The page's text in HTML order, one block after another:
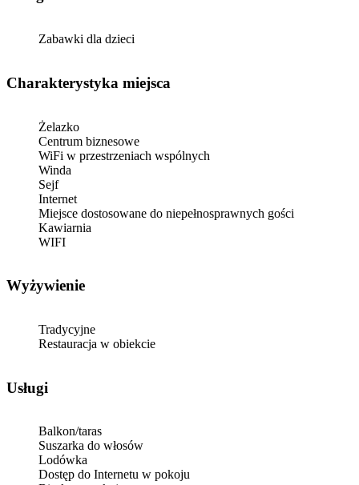
Zabawki dla dzieci
Charakterystyka miejsca
Żelazko
Centrum biznesowe
WiFi w przestrzeniach wspólnych
Winda
Sejf
Internet
Miejsce dostosowane do niepełnosprawnych gości
Kawiarnia
WIFI
Wyżywienie
Tradycyjne
Restauracja w obiekcie
Usługi
Balkon/taras
Suszarka do włosów
Lodówka
Dostęp do Internetu w pokoju